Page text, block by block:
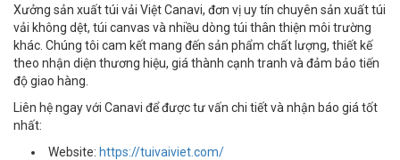
Xưởng sản xuất túi vải Việt Canavi, đơn vị uy tín chuyên sản xuất túi
vải không dệt, túi canvas và nhiều dòng túi thân thiện môi trường
khác. Chúng tôi cam kết mang đến sản phẩm chất lượng, thiết kế
theo nhận diện thương hiệu, giá thành cạnh tranh và đảm bảo tiến
độ giao hàng.
Liên hệ ngay với Canavi để được tư vấn chi tiết và nhận báo giá tốt
nhất:
Website: https://tuivaiviet.com/